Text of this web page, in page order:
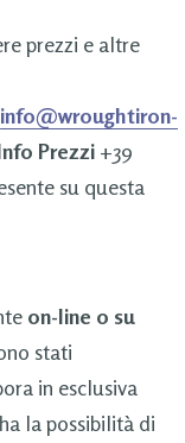
prezzi e altre
info@wroughtiron-
Prezzi +39
su questa
on-line o su
stati
in esclusiva
la possibilità di